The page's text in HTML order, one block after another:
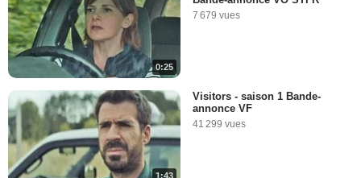
0:25
7 679 vues
1:43
Visitors - saison 1 Bande-
annonce VF
41 299 vues